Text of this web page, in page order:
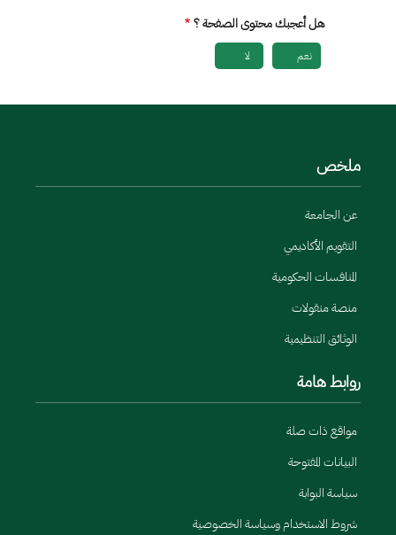
هل أعجبك محتوى الصفحة ؟
نعم لا
ملخص
عن الجامعة
التقويم الأكاديمي
المنافسات الحكومية
منصة منقولات
الوثائق التنظيمية
روابط هامة
مواقع ذات صلة
البيانات المفتوحة
سياسة البوابة
شروط الاستخدام وسياسة الخصوصية